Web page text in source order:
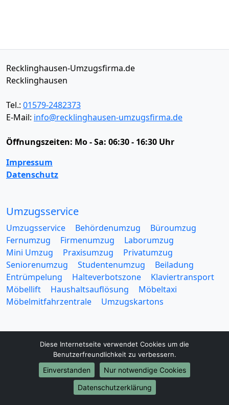
Recklinghausen-Umzugsfirma.de
Recklinghausen
Tel.: 01579-2482373
E-Mail: info@recklinghausen-umzugsfirma.de
Öffnungszeiten: Mo - Sa: 06:30 - 16:30 Uhr
Impressum
Datenschutz
Umzugsservice
Umzugsservice Behördenumzug
Büroumzug
Fernumzug
Firmenumzug
Laborumzug
Mini Umzug
Praxisumzug
Privatumzug
Seniorenumzug
Studentenumzug
Beiladung
Entrümpelung
Halteverbotszone
Klaviertransport
Möbellift
Haushaltsauflösung
Möbeltaxi
Möbelmitfahrzentrale
Umzugskartons
Europa-Umzüge
Umzug von Recklinghausen nach Belarus
Umzug von Recklinghausen nach Belgien
Diese Internetseite verwendet Cookies um die
Benutzerfreundlichkeit zu verbessern.
Einverstanden
Nur notwendige Cookies
Datenschutzerklärung